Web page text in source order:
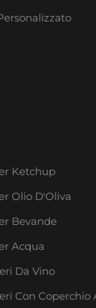
Ketchup
Olio D'Oliva
Bevande
Acqua
Da Vino
Con Coperchio